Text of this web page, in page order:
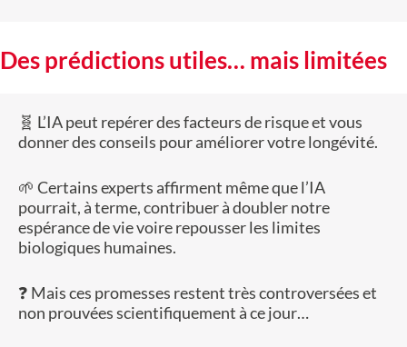
Des prédictions utiles… mais limitées
🧬 L’IA peut repérer des facteurs de risque et vous
donner des conseils pour améliorer votre longévité.
🌱 Certains experts affirment même que l’IA
pourrait, à terme, contribuer à doubler notre
espérance de vie voire repousser les limites
biologiques humaines.
❓ Mais ces promesses restent très controversées et
non prouvées scientifiquement à ce jour…